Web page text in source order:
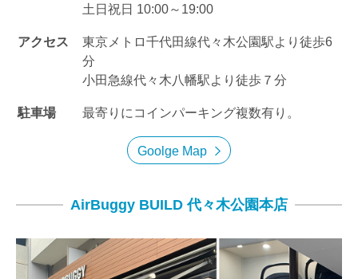
土日祝日 10:00～19:00
アクセス
東京メトロ千代田線代々木公園駅より徒歩6
分
小田急線代々木八幡駅より徒歩７分
駐車場 最寄りにコインパーキング複数有り。
Goolge Map
AirBuggy BUILD 代々木公園本店